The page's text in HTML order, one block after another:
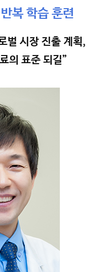
복 학습 훈련
벌 시장 진출 계획,
의 표준 되길”